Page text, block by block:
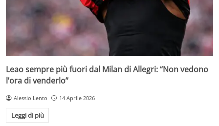
Leao sempre più fuori dal Milan di Allegri: “Non vedono
l’ora di venderlo”
Alessio Lento 14 Aprile 2026
Leggi di più